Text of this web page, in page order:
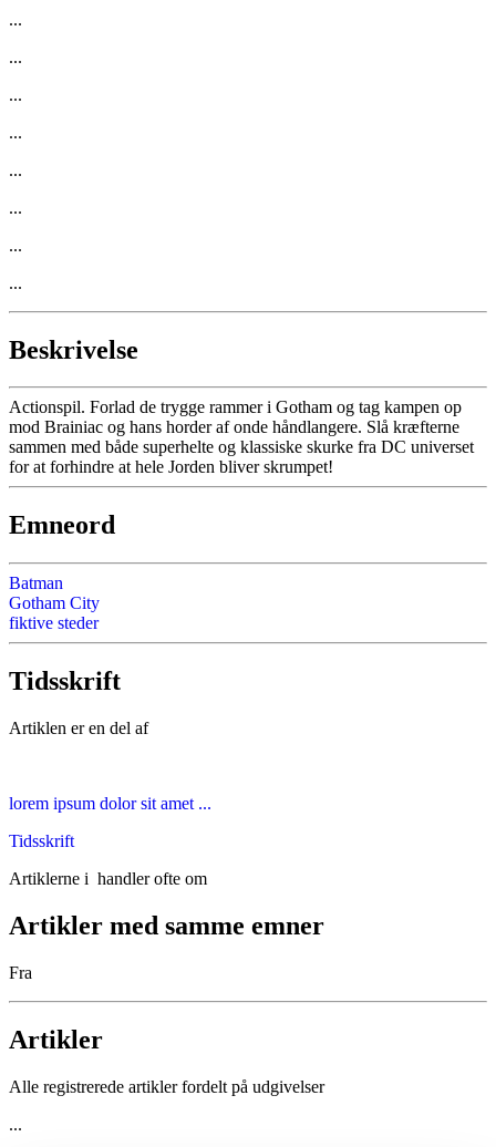
...
...
...
...
...
...
...
...
Beskrivelse
Actionspil. Forlad de trygge rammer i Gotham og tag kampen op
mod Brainiac og hans horder af onde håndlangere. Slå kræfterne
sammen med både superhelte og klassiske skurke fra DC universet
for at forhindre at hele Jorden bliver skrumpet!
Emneord
Batman
Gotham City
fiktive steder
Tidsskrift
Artiklen er en del af
lorem ipsum dolor sit amet ...
Tidsskrift
Artiklerne i handler ofte om
Artikler med samme emner
Fra
Artikler
Alle registrerede artikler fordelt på udgivelser
...